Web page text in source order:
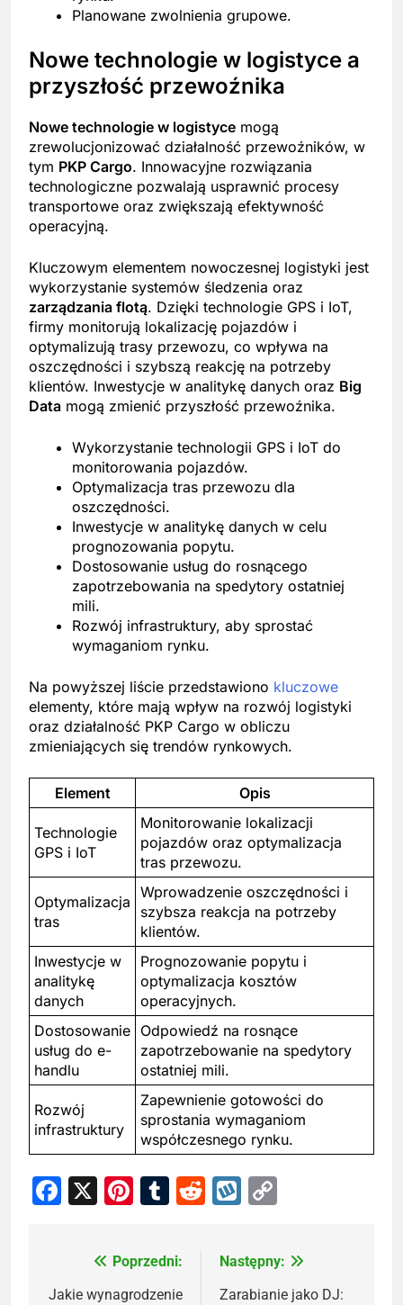
Planowane zwolnienia grupowe.
Nowe technologie w logistyce a
przyszłość przewoźnika
Nowe technologie w logistyce mogą
zrewolucjonizować działalność przewoźników, w
tym PKP Cargo. Innowacyjne rozwiązania
technologiczne pozwalają usprawnić procesy
transportowe oraz zwiększają efektywność
operacyjną.
Kluczowym elementem nowoczesnej logistyki jest
wykorzystanie systemów śledzenia oraz
zarządzania flotą. Dzięki technologie GPS i IoT,
firmy monitorują lokalizację pojazdów i
optymalizują trasy przewozu, co wpływa na
oszczędności i szybszą reakcję na potrzeby
klientów. Inwestycje w analitykę danych oraz Big
Data mogą zmienić przyszłość przewoźnika.
Wykorzystanie technologii GPS i IoT do
monitorowania pojazdów.
Optymalizacja tras przewozu dla
oszczędności.
Inwestycje w analitykę danych w celu
prognozowania popytu.
Dostosowanie usług do rosnącego
zapotrzebowania na spedytory ostatniej
mili.
Rozwój infrastruktury, aby sprostać
wymaganiom rynku.
Na powyższej liście przedstawiono kluczowe
elementy, które mają wpływ na rozwój logistyki
oraz działalność PKP Cargo w obliczu
zmieniających się trendów rynkowych.
Element Opis
Technologie
GPS i IoT
Monitorowanie lokalizacji
pojazdów oraz optymalizacja
tras przewozu.
Optymalizacja
tras
Wprowadzenie oszczędności i
szybsza reakcja na potrzeby
klientów.
Inwestycje w
analitykę
danych
Prognozowanie popytu i
optymalizacja kosztów
operacyjnych.
Dostosowanie
usług do e-
handlu
Odpowiedź na rosnące
zapotrzebowanie na spedytory
ostatniej mili.
Rozwój
infrastruktury
Zapewnienie gotowości do
sprostania wymaganiom
współczesnego rynku.
Facebook
X Pinterest
Tumblr
RedditWykop
Nawigacja
wpisu
Poprzedni:
Jakie wynagrodzenie
Następny:
Zarabianie jako DJ: